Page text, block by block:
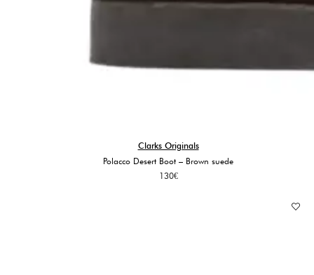
Clarks Originals
Polacco Desert Boot – Brown suede
130€